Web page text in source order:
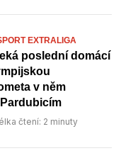
EXTRALIGA
poslední domácí
v něm
čtení: 2 minuty